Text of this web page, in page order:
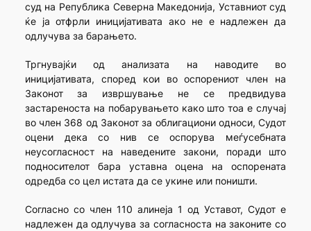
суд на Република Северна Македонија, Уставниот суд
ќе ја отфрли иницијативата ако не е надлежен да
одлучува за барањето.
Тргнувајќи од анализата на наводите во
иницијативата, според кои во оспорениот член на
Законот за извршување не се предвидува
застареноста на побарувањето како што тоа е случај
во член 368 од Законот за облигациони односи, Судот
оцени дека со нив се оспорува меѓусебната
неусогласност на наведените закони, поради што
подносителот бара уставна оцена на оспорената
одредба со цел истата да се укине или поништи.
Согласно со член 110 алинеја 1 од Уставот, Судот е
надлежен да одлучува за согласноста на законите со